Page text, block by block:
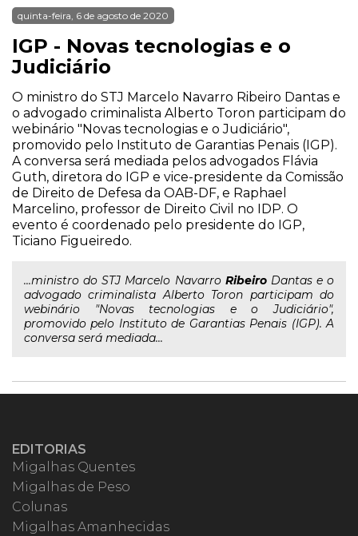
quinta-feira, 6 de agosto de 2020
IGP - Novas tecnologias e o
Judiciário
O ministro do STJ Marcelo Navarro Ribeiro Dantas e
o advogado criminalista Alberto Toron participam do
webinário "Novas tecnologias e o Judiciário",
promovido pelo Instituto de Garantias Penais (IGP).
A conversa será mediada pelos advogados Flávia
Guth, diretora do IGP e vice-presidente da Comissão
de Direito de Defesa da OAB-DF, e Raphael
Marcelino, professor de Direito Civil no IDP. O
evento é coordenado pelo presidente do IGP,
Ticiano Figueiredo.
...ministro do STJ Marcelo Navarro RibeiroDantas e o
advogado criminalista Alberto Toron participam do
webinário "Novas tecnologias e o Judiciário",
promovido pelo Instituto de Garantias Penais (IGP). A
conversa será mediada...
EDITORIAS
Migalhas Quentes
Migalhas de Peso
Colunas
Migalhas Amanhecidas